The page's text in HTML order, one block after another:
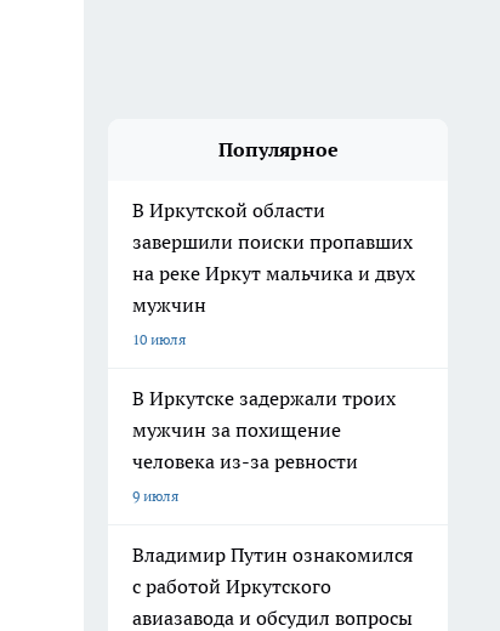
Популярное
В Иркутской области
завершили поиски пропавших
на реке Иркут мальчика и двух
мужчин
10 июля
В Иркутске задержали троих
мужчин за похищение
человека из-за ревности
9 июля
Владимир Путин ознакомился
с работой Иркутского
авиазавода и обсудил вопросы